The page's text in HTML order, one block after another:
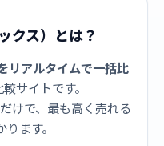
クス）とは？
リアルタイムで一括比
サイトです。
けで、最も高く売れる
ます。